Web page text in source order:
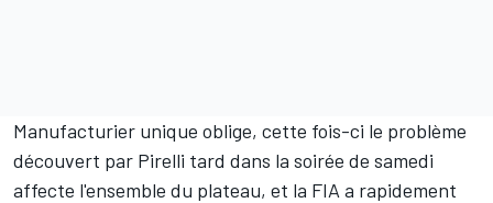
Manufacturier unique oblige, cette fois-ci le problème
découvert par Pirelli tard dans la soirée de samedi
affecte l'ensemble du plateau, et la FIA a rapidement